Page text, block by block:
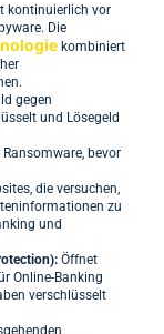
kontinuierlich vor
Die
kombiniert
gegen
und Lösegeld
bevor
die versuchen,
zu
und
Öffnet
Online-Banking
verschlüsselt